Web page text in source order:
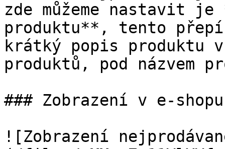
zde můžeme nastavit
produktu**, tento
krátký popis produktu v
produktů, pod názvem
### Zobrazení v e-shopu
![Zobrazení